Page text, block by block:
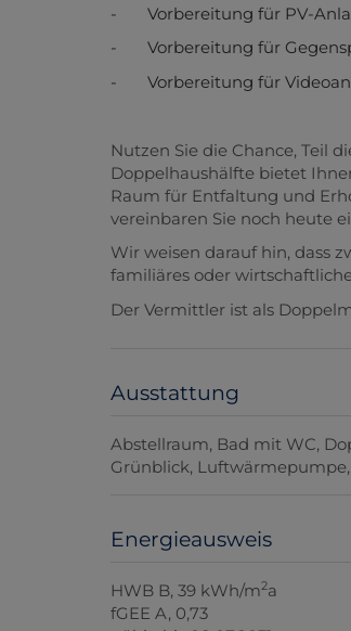
- Vorbereitung für PV-
- Vorbereitung für
- Vorbereitung für
Nutzen Sie die Chance, Teil
Doppelhaushälfte bietet
Raum für Entfaltung und
vereinbaren Sie noch heute
Wir weisen darauf hin, dass
familiäres oder
Der Vermittler ist als
Ausstattung
Abstellraum Bad mit WC
Grünblick Luftwärmepumpe
Energieausweis
HWB B, 39 kWh/m2a
fGEE A, 0,73